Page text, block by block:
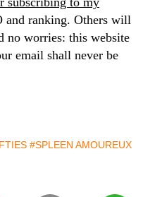
and ranking. Others will
no worries: this website
email shall never be
#SPLEEN AMOUREUX